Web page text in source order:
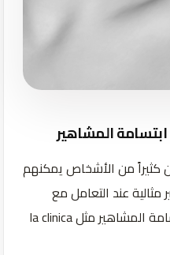
المشاهير
كثيراً من الأشخاص يمكنهم
عند التعامل مع
أفضل مركز أسنان يعمل ابتسامة المشاهير مثل la clinica